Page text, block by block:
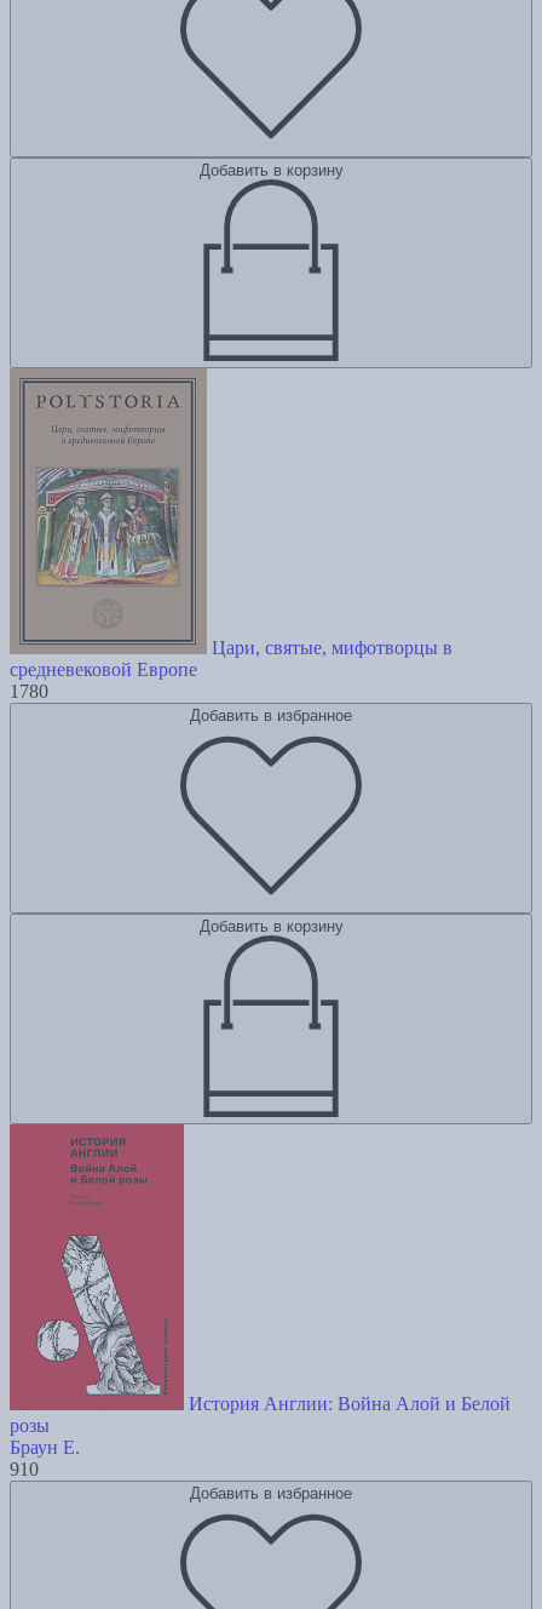
Добавить в корзину
Цари, святые, мифотворцы в
средневековой Европе
1780
Добавить в избранное
Добавить в корзину
История Англии: Война Алой и Белой
розы
Браун Е.
910
Добавить в избранное